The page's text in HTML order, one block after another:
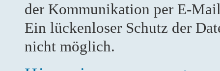
der Kommunikation per E-
Ein lückenloser Schutz der
nicht möglich.